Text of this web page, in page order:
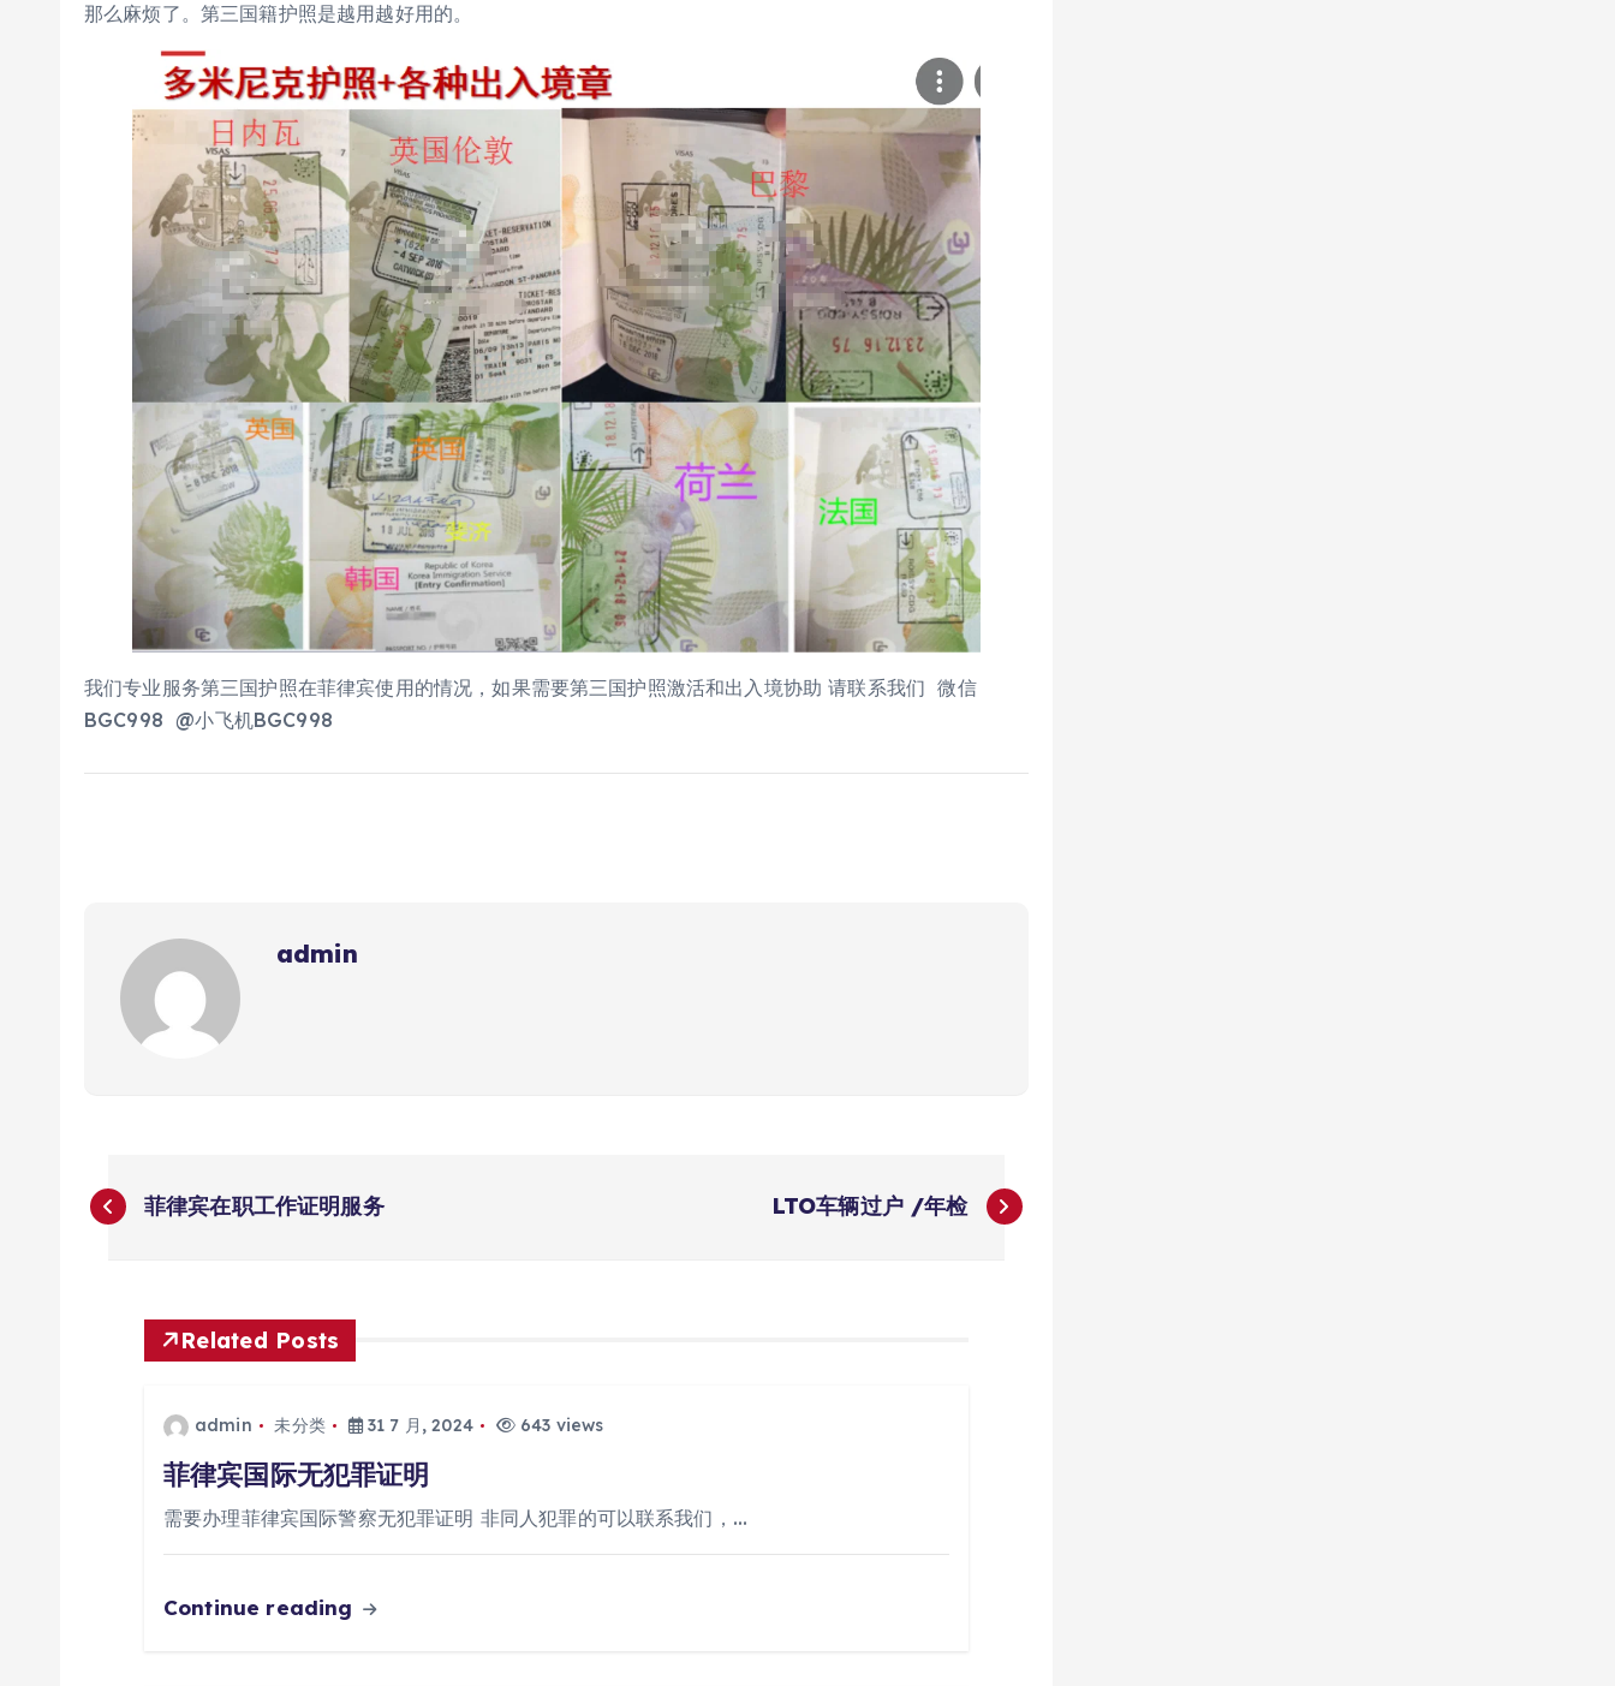
那么麻烦了。第三国籍护照是越用越好用的。
我们专业服务第三国护照在菲律宾使用的情况，如果需要第三国护照激活和出入境协助 请联系我们 微信
BGC998 @小飞机BGC998
admin
文
菲律宾在职工作证明服务 LTO车辆过户 /年检
Related Posts
admin 未分类 31 7 月, 2024 643 views
菲律宾国际无犯罪证明
需要办理菲律宾国际警察无犯罪证明 非同人犯罪的可以联系我们，…
Continue reading